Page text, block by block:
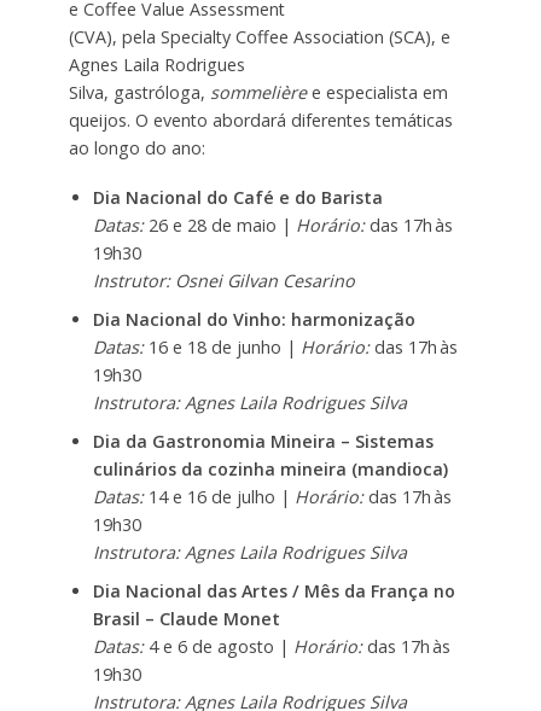
e Coffee Value Assessment
(CVA), pela Specialty Coffee Association (SCA), e
Agnes Laila Rodrigues
Silva, gastróloga, sommelièree especialista em
queijos. O evento abordará diferentes temáticas
ao longo do ano:
Dia Nacional do Café e do Barista
Datas:26 e 28 de maio | Horário:das 17h às
19h30
Instrutor: Osnei Gilvan Cesarino
Dia Nacional do Vinho: harmonização
Datas:16 e 18 de junho | Horário:das 17h às
19h30
Instrutora: Agnes Laila Rodrigues Silva
Dia da Gastronomia Mineira – Sistemas
culinários da cozinha mineira (mandioca)
Datas:14 e 16 de julho | Horário:das 17h às
19h30
Instrutora: Agnes Laila Rodrigues Silva
Dia Nacional das Artes / Mês da França no
Brasil – Claude Monet
Datas:4 e 6 de agosto | Horário:das 17h às
19h30
Instrutora: Agnes Laila Rodrigues Silva